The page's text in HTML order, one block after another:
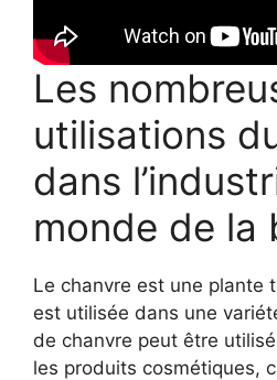
Les
utilisations
dans
monde de la
Le chanvre est une plante
est utilisée dans une
de chanvre peut être
les produits cosmétiques,